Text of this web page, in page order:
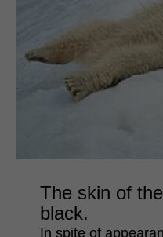
The skin of
black.
In spite of